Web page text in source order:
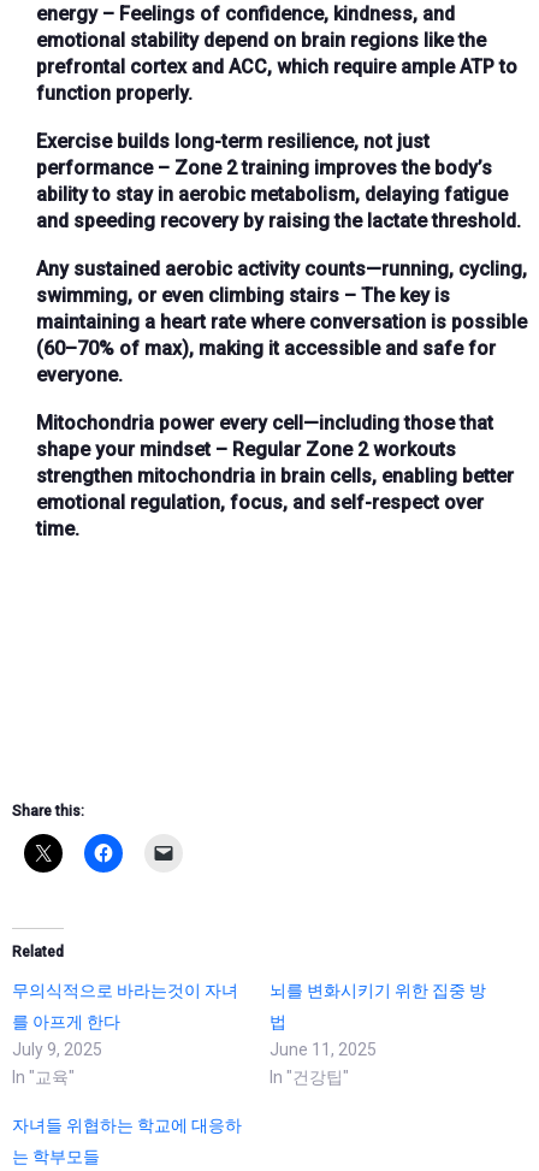
energy– Feelings of confidence, kindness, and
emotional stability depend on brain regions like the
prefrontal cortex and ACC, which require ample ATP to
function properly.
Exercise builds long-term resilience, not just
performance– Zone 2 training improves the body’s
ability to stay in aerobic metabolism, delaying fatigue
and speeding recovery by raising the lactate threshold.
Any sustained aerobic activity counts—running, cycling,
swimming, or even climbing stairs – The key is
maintaining a heart rate where conversation is possible
(60–70% of max), making it accessible and safe for
everyone.
Mitochondria power every cell—including those that
shape your mindset– Regular Zone 2 workouts
strengthen mitochondria in brain cells, enabling better
emotional regulation, focus, and self-respect over
time.
Share this:
Related
무의식적으로 바라는것이 자녀
를 아프게 한다
July 9, 2025
In "교육"
뇌를 변화시키기 위한 집중 방
법
June 11, 2025
In "건강팁"
자녀들 위협하는 학교에 대응하
는 학부모들